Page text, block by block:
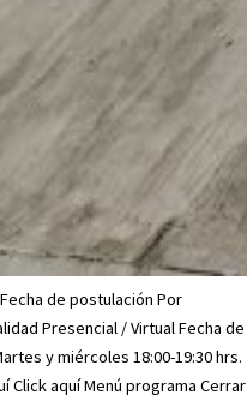
de postulación Por
Presencial / Virtual Fecha de
y miércoles 18:00-19:30 hrs.
Click aquí Menú programa Cerrar